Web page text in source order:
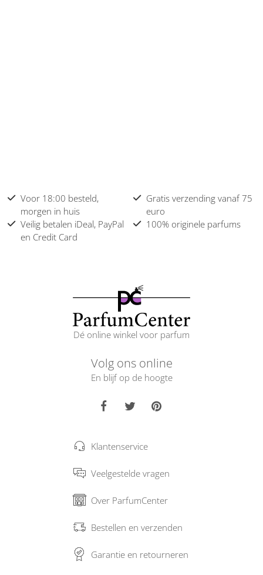
Voor 18:00 besteld,
morgen in huis
Gratis verzending vanaf 75
euro
Veilig betalen iDeal, PayPal
en Credit Card
100% originele parfums
Dé online winkel voor parfum
Volg ons online
En blijf op de hoogte
Klantenservice
Veelgestelde vragen
Over ParfumCenter
Bestellen en verzenden
Garantie en retourneren